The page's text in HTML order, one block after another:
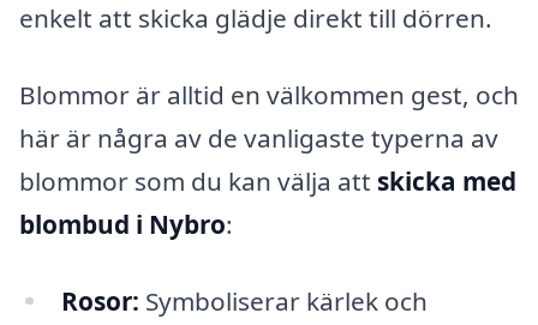
enkelt att skicka glädje direkt till dörren.
Blommor är alltid en välkommen gest, och
här är några av de vanligaste typerna av
blommor som du kan välja att skicka med
blombud i Nybro:
Rosor: Symboliserar kärlek och